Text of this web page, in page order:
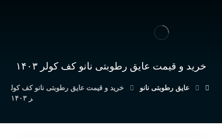
خرید و قیمت عایق رطوبتی نانو کف کولر ۱۴۰۳
عایق رطوبتی نانو
خرید و قیمت عایق رطوبتی نانو کف کول
ر ۱۴۰۳